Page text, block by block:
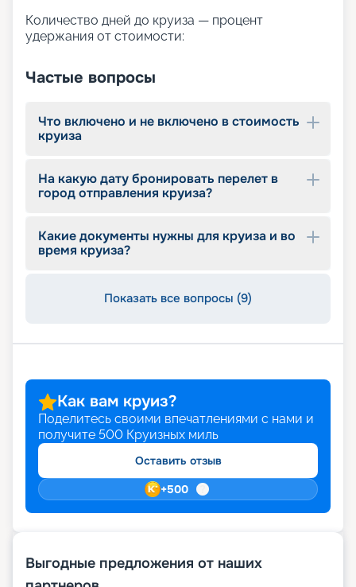
Количество дней до круиза — процент
удержания от стоимости:
Частые вопросы
Что включено и не включено в стоимость
круиза
На какую дату бронировать перелет в
город отправления круиза?
Какие документы нужны для круиза и во
время круиза?
Показать все вопросы (9)
Как вам круиз?
Поделитесь своими впечатлениями с нами и
получите 500 Круизных миль
Оставить отзыв
+500
Выгодные предложения от наших